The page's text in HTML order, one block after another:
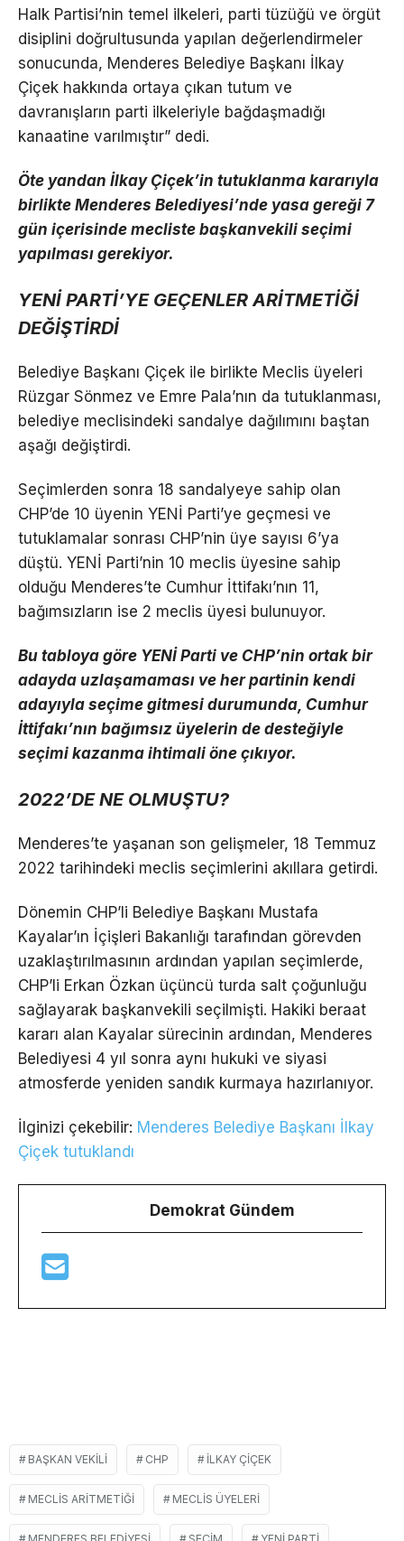
Halk Partisi’nin temel ilkeleri, parti tüzüğü ve örgüt
disiplini doğrultusunda yapılan değerlendirmeler
sonucunda, Menderes Belediye Başkanı İlkay
Çiçek hakkında ortaya çıkan tutum ve
davranışların parti ilkeleriyle bağdaşmadığı
kanaatine varılmıştır” dedi.
Öte yandan İlkay Çiçek’in tutuklanma kararıyla
birlikte Menderes Belediyesi’nde yasa gereği 7
gün içerisinde mecliste başkanvekili seçimi
yapılması gerekiyor.
YENİ PARTİ’YE GEÇENLER ARİTMETİĞİ
DEĞİŞTİRDİ
Belediye Başkanı Çiçek ile birlikte Meclis üyeleri
Rüzgar Sönmez ve Emre Pala’nın da tutuklanması,
belediye meclisindeki sandalye dağılımını baştan
aşağı değiştirdi.
Seçimlerden sonra 18 sandalyeye sahip olan
CHP’de 10 üyenin YENİ Parti’ye geçmesi ve
tutuklamalar sonrası CHP’nin üye sayısı 6’ya
düştü. YENİ Parti’nin 10 meclis üyesine sahip
olduğu Menderes’te Cumhur İttifakı’nın 11,
bağımsızların ise 2 meclis üyesi bulunuyor.
Bu tabloya göre YENİ Parti ve CHP’nin ortak bir
adayda uzlaşamaması ve her partinin kendi
adayıyla seçime gitmesi durumunda, Cumhur
İttifakı’nın bağımsız üyelerin de desteğiyle
seçimi kazanma ihtimali öne çıkıyor.
2022’DE NE OLMUŞTU?
Menderes’te yaşanan son gelişmeler, 18 Temmuz
2022 tarihindeki meclis seçimlerini akıllara getirdi.
Dönemin CHP’li Belediye Başkanı Mustafa
Kayalar’ın İçişleri Bakanlığı tarafından görevden
uzaklaştırılmasının ardından yapılan seçimlerde,
CHP’li Erkan Özkan üçüncü turda salt çoğunluğu
sağlayarak başkanvekili seçilmişti. Hakiki beraat
kararı alan Kayalar sürecinin ardından, Menderes
Belediyesi 4 yıl sonra aynı hukuki ve siyasi
atmosferde yeniden sandık kurmaya hazırlanıyor.
İlginizi çekebilir: Menderes Belediye Başkanı İlkay
Çiçek tutuklandı
Demokrat Gündem
BAŞKAN VEKILI CHP ILKAY ÇIÇEK
MECLIS ARITMETIĞI MECLIS ÜYELERI